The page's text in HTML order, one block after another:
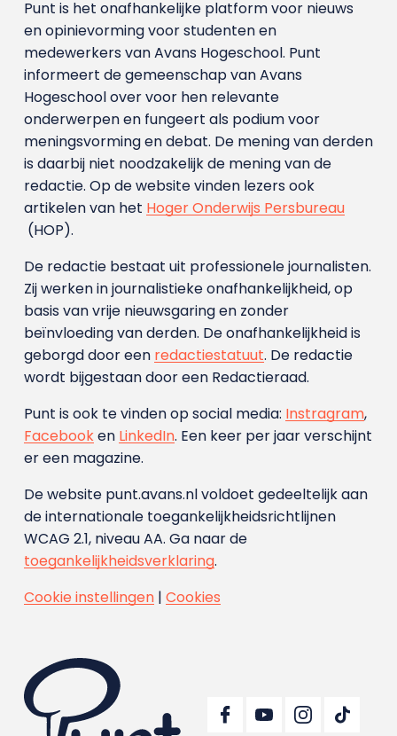
Punt is het onafhankelijke platform voor nieuws
en opinievorming voor studenten en
medewerkers van Avans Hoge­school. Punt
informeert de gemeenschap van Avans
Hogeschool over voor hen relevante
onderwerpen en fungeert als podium voor
meningsvorming en debat. De mening van derden
is daarbij niet noodzakelijk de mening van de
redactie. Op de website vinden lezers ook
artikelen van het Hoger Onderwijs Persbureau
(HOP).
De redactie bestaat uit professionele journalisten.
Zij werken in journalistieke onafhankelijkheid, op
basis van vrije nieuwsgaring en zonder
beïnvloeding van derden. De onafhankelijkheid is
geborgd door een redactiestatuut. De redactie
wordt bijgestaan door een Redactieraad.
Punt is ook te vinden op social media: Instragram,
Facebooken LinkedIn. Een keer per jaar verschijnt
er een magazine.
De website punt.avans.nl voldoet gedeeltelijk aan
de internationale toegankelijkheidsrichtlijnen
WCAG 2.1, niveau AA. Ga naar de
toegankelijkheidsverklaring.
Cookie instellingen| Cookies